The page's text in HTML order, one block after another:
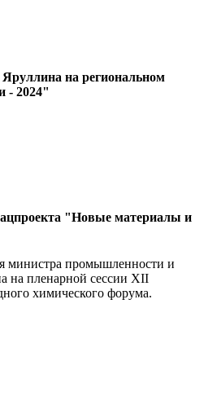
на региональном
- 2024"
"Новые материалы и
министра промышленности и
на пленарной сессии XII
химического форума.